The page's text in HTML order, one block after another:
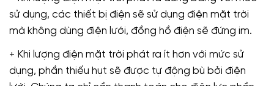
sử dụng, các thiết bị điện sẽ sử dụng điện mặt trời
mà không dùng điện lưới, đồng hồ điện sẽ đứng im.
+ Khi lượng điện mặt trời phát ra ít hơn với mức sử
dụng, phần thiếu hụt sẽ được tự động bù bởi điện